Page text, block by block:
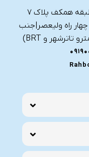
تهران، چهار راه ولیعصر پاساژ ابریشم طبقه همکف پلاک ۷
راه ولیعصر|جنب